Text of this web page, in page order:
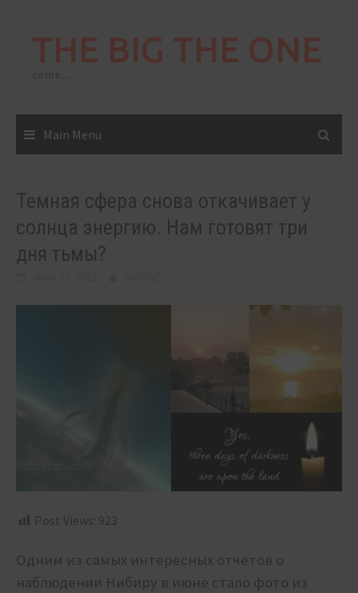
THE BIG THE ONE
Main Menu
Темная сфера снова откачивает у
солнца энергию. Нам готовят три
дня тьмы?
Post Views: 923
Одним из самых интересных отчетов о
наблюдении Нибиру в июне стало фото из